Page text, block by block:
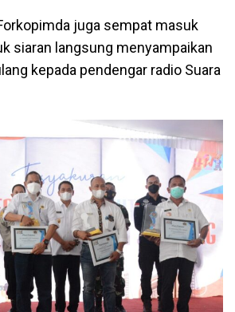
juga sempat masuk
siaran langsung menyampaikan
kepada pendengar radio Suara